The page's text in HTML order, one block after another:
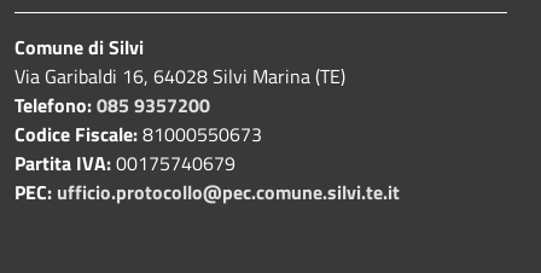
Comune di Silvi
Via Garibaldi 16, 64028 Silvi Marina (TE)
Telefono:085 9357200
Codice Fiscale:81000550673
Partita IVA:00175740679
PEC: ufficio.protocollo@pec.comune.silvi.te.it